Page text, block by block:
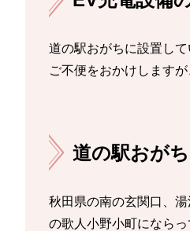
道の駅おがちに設置し
ご不便をおかけします
道の駅おが
秋田県の南の玄関口、
の歌人小野小町になら